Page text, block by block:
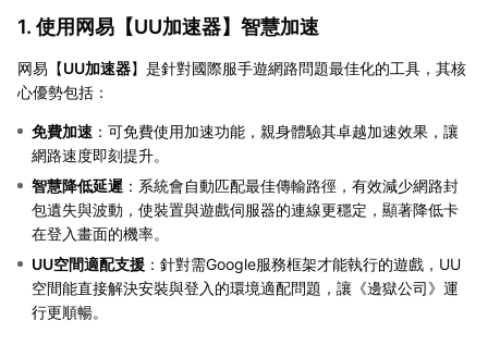
1. 使用网易【UU加速器】智慧加速
网易【UU加速器】是針對國際服手遊網路問題最佳化的工具，其核
心優勢包括：
免費加速 ：可免費使用加速功能，親身體驗其卓越加速效果，讓
網路速度即刻提升。
智慧降低延遲 ：系統會自動匹配最佳傳輸路徑，有效減少網路封
包遺失與波動，使裝置與遊戲伺服器的連線更穩定，顯著降低卡
在登入畫面的機率。
UU空間適配支援 ：針對需Google服務框架才能執行的遊戲，UU
空間能直接解決安裝與登入的環境適配問題，讓《邊獄公司》運
行更順暢。